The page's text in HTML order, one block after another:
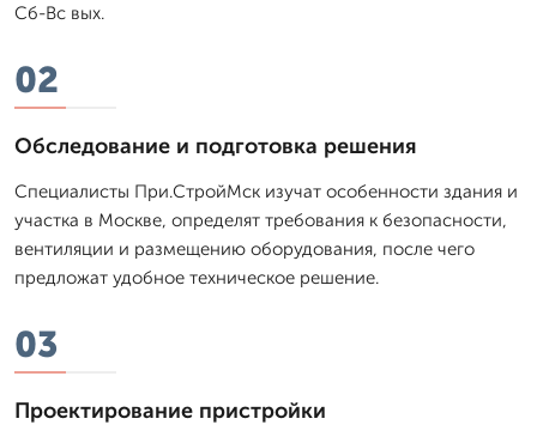
Сб-Вс вых.
02
Обследование и подготовка решения
Специалисты При.СтройМск изучат особенности здания и
участка в Москве, определят требования к безопасности,
вентиляции и размещению оборудования, после чего
предложат удобное техническое решение.
03
Проектирование пристройки